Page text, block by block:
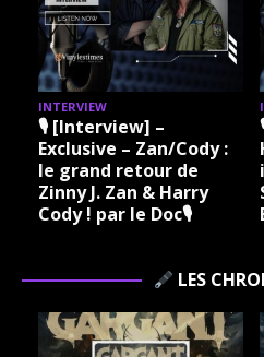
INTERVIEW
🎙 [Interview] –
Exclusive – Zan/Cody :
le grand retour de
Zinny J. Zan & Harry
Cody ! par le Doc🎙
LES